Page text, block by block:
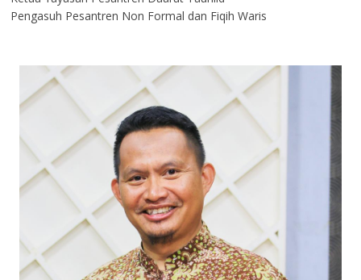
Pengasuh Pesantren Non Formal dan Fiqih Waris